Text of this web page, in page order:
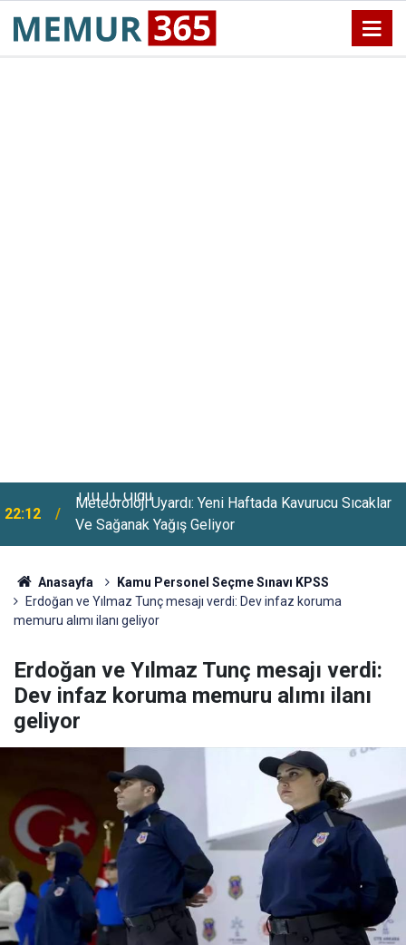
22:12
Meteoroloji Uyardı: Yeni Haftada Kavurucu Sıcaklar
Ve Sağanak Yağış Geliyor
Anasayfa
Kamu Personel Seçme Sınavı KPSS
Erdoğan ve Yılmaz Tunç mesajı verdi: Dev infaz koruma
memuru alımı ilanı geliyor
Erdoğan ve Yılmaz Tunç mesajı verdi:
Dev infaz koruma memuru alımı ilanı
geliyor